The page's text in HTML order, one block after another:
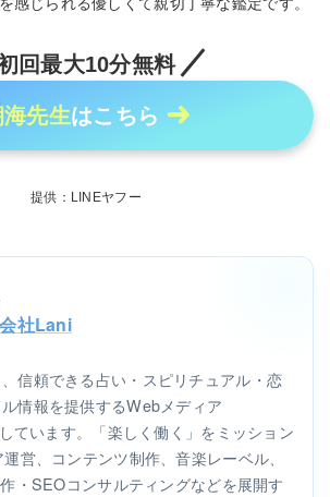
感じられる優しくて親切丁寧な鑑定です。
回最大10分無料
海先生はこちら
提供：LINEヤフー
社Lani
信頼できる占い・スピリチュアル・恋
情報を提供するWebメディア
ています。「楽しく働く」をミッション
営、コンテンツ制作、音楽レーベル、
・SEOコンサルティングなどを展開す